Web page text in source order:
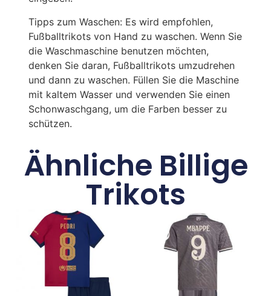
Tipps zum Waschen: Es wird empfohlen,
Fußballtrikots von Hand zu waschen. Wenn Sie
die Waschmaschine benutzen möchten,
denken Sie daran, Fußballtrikots umzudrehen
und dann zu waschen. Füllen Sie die Maschine
mit kaltem Wasser und verwenden Sie einen
Schonwaschgang, um die Farben besser zu
schützen.
Ähnliche Billige
Trikots